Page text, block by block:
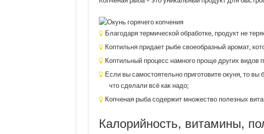
Благодаря термической обработке, продукт не
Коптильня придает рыбе своеобразный аромат,
Коптильный процесс намного проще других видов
Если вы самостоятельно приготовите окуня, то вы
что сделали всё как надо;
Копченая рыба содержит множество полезных
Калорийность, витамины,